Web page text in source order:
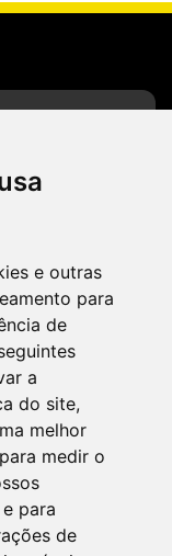
e outras
para
de
a
do site,
melhor
para medir o
para
de
Brasil 21, 20º
- Brasília/DF
comercial
às 19h.